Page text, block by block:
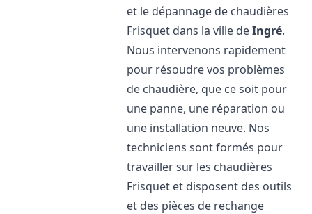
et le dépannage de chaudières
Frisquet dans la ville deIngré.
Nous intervenons rapidement
pour résoudre vos problèmes
de chaudière, que ce soit pour
une panne, une réparation ou
une installation neuve. Nos
techniciens sont formés pour
travailler sur les chaudières
Frisquet et disposent des outils
et des pièces de rechange